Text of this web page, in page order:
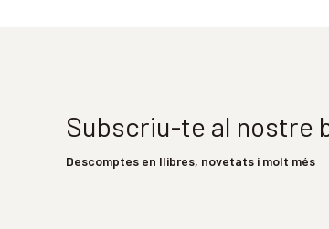
Subscriu-te al nostre
Descomptes en llibres, novetats i molt més